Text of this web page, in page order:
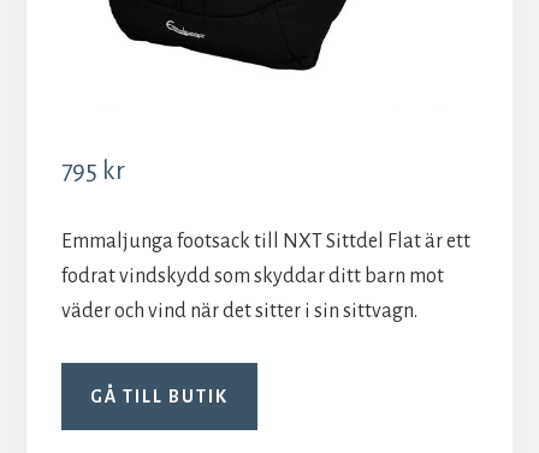
795 kr
Emmaljunga footsack till NXT Sittdel Flat är ett
fodrat vindskydd som skyddar ditt barn mot
väder och vind när det sitter i sin sittvagn.
GÅ TILL BUTIK